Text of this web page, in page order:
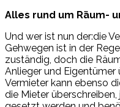
Alles rund um Räum-
Und wer ist nun der:die
Gehwegen ist in der
zuständig, doch die
Anlieger und Eigentümer
Vermieter kann ebenso
die Mieter